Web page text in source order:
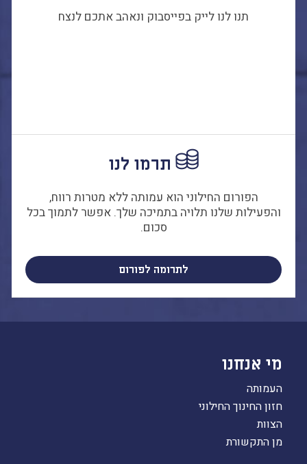
תנו לנו לייק בפייסבוק ונאהב אתכם לנצח
תרמו לנו
הפורום החילוני הוא עמותה ללא מטרות רווח,
והפעילות שלנו תלויה בתמיכה שלך. אפשר לתמוך בכל
סכום.
לתרומה לפורום
מי אנחנו
העמותה
חזון החינוך החילוני
הצוות
מן התקשורת